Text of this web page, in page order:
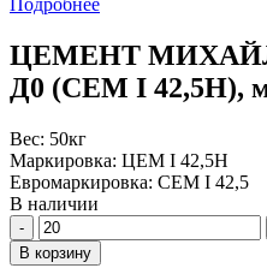
Подробнее
ЦЕМЕНТ
Д0 (CEM I 42,5Н),
Вес: 50кг
Маркировка: ЦЕМ I 42,5Н
Евромаркировка: CEM I 42,5
В наличии
Количество
В корзину